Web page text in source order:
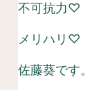
不可抗力♡
メリハリ♡
佐藤葵です。